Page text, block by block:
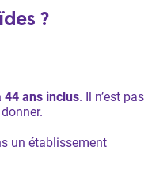
?
44 ans inclus. Il n’est pas
un établissement